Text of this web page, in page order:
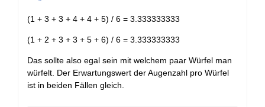
(1 + 3 + 3 + 4 + 4 + 5) / 6 = 3.333333333
(1 + 2 + 3 + 3 + 5 + 6) / 6 = 3.333333333
Das sollte also egal sein mit welchem paar Würfel man
würfelt. Der Erwartungswert der Augenzahl pro Würfel
ist in beiden Fällen gleich.